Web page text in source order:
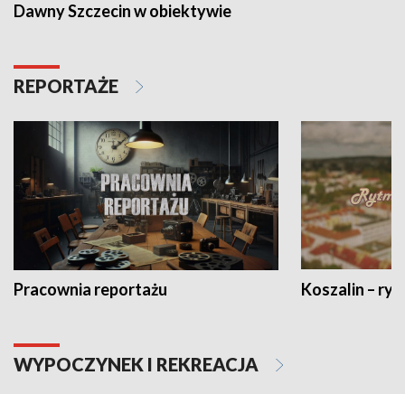
Dawny Szczecin w obiektywie
REPORTAŻE
Pracownia reportażu Koszalin –
WYPOCZYNEK I REKREACJA